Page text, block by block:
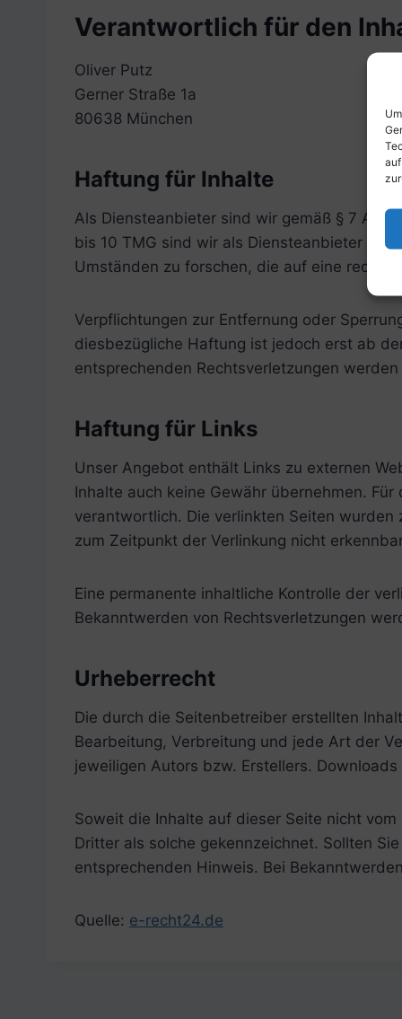
Verantwortlich für den
Oliver Putz
Gerner Straße 1a
80638 München
Haftung für Inhalte
Als Diensteanbieter sind wir gemäß § 7
bis 10 TMG sind wir als Diensteanbieter
Umständen zu forschen, die auf eine
Verpflichtungen zur Entfernung oder
diesbezügliche Haftung ist jedoch erst ab
entsprechenden Rechtsverletzungen
Haftung für Links
Unser Angebot enthält Links zu externen
Inhalte auch keine Gewähr übernehmen.
verantwortlich. Die verlinkten Seiten
zum Zeitpunkt der Verlinkung nicht
Eine permanente inhaltliche Kontrolle der
Bekanntwerden von Rechtsverletzungen
Urheberrecht
Die durch die Seitenbetreiber erstellten
Bearbeitung, Verbreitung und jede Art der
jeweiligen Autors bzw. Erstellers.
Soweit die Inhalte auf dieser Seite nicht
Dritter als solche gekennzeichnet. Sollten
entsprechenden Hinweis. Bei
Quelle: e-recht24.de